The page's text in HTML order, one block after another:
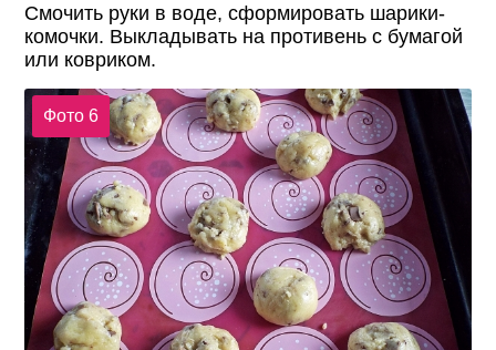
Смочить руки в воде, сформировать шарики-
комочки. Выкладывать на противень с бумагой
или ковриком.
Фото 6